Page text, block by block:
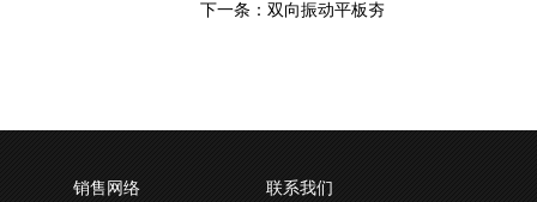
下一条： 双向振动平板夯
销售网络 联系我们